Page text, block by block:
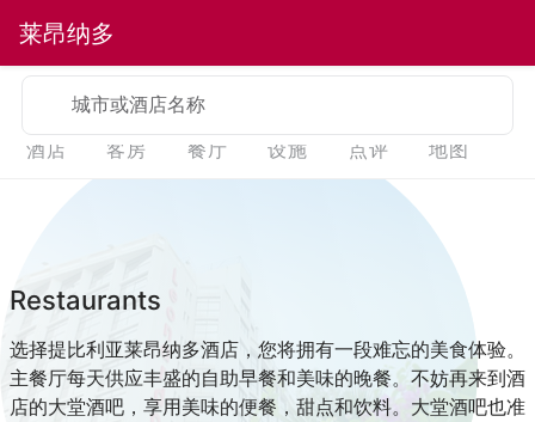
莱昂纳多
城市或酒店名称
酒店 客房 餐厅 设施 点评 地图
Restaurants
选择提比利亚莱昂纳多酒店，您将拥有一段难忘的美食体验。
主餐厅每天供应丰盛的自助早餐和美味的晚餐。不妨再来到酒
店的大堂酒吧，享用美味的便餐，甜点和饮料。大堂酒吧也准